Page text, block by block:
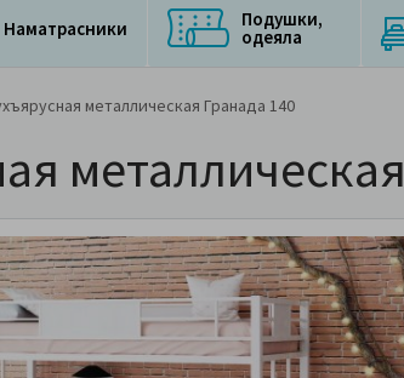
Наматрасники Подушки,
одеяла
металлическая Гранада 140